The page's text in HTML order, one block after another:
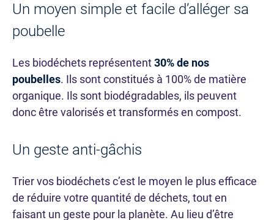
Un moyen simple et facile d’alléger sa
poubelle
Les biodéchets représentent30% de nos
poubelles. Ils sont constitués à 100% de matière
organique. Ils sont biodégradables, ils peuvent
donc être valorisés et transformés en compost.
Un geste anti-gâchis
Trier vos biodéchets c’est le moyen le plus efficace
de réduire votre quantité de déchets, tout en
faisant un geste pour la planète. Au lieu d’être